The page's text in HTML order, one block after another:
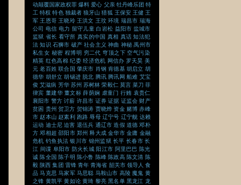
动颠覆国家政权罪 爆料 爱心 父亲 牡丹峰乐团 特
工 特权 特色 独裁者 狼牙山 猎狐 王保安 王健 王
军 王恩哥 王晓玲 王洪文 王玟 环境 瑞昌市 瑞海
公司 电信 电力 留守儿童 白岩松 益阳市 盐城市
监狱 省长 看守所 真实的中国 真相 真话 知法犯
法 知识 石狮市 破产 社会主义 神曲 神秘 禹州市
私生女 秘密 程博明 穷二代 穹顶之下 空气污染
精英 红色高棉 纪委 经济危机 网信办 罗天昊 美
元 老百姓 联合国 肇庆市 肖钢 肯德基 胡启立 胡
德华 胡舒立 胡锡进 脱北 腾讯 腾讯网 船难 艾宝
俊 艾滋病 芳华 苏州 苏树林 荣毅仁 莫言 菜刀 菲
律宾 董建华 董文标 薛荫娴 虐童门 行贿 袁贵仁
襄阳市 警方 讨薪 许昌市 证券 证据 证监会 财产
贫困 贵州 贺卫方 贺锦涛 贾晓烨 资金 赌博 赤峰
市 赵本山 赵素利 跑路 辱母 辽宁号 辽宁舰 达赖
运动 迪士尼 迫害 退伍兵 通辽市 造假 道德 邓朴
方 邓相超 邵阳市 郑州 释大成 金华市 金庸 金融
危机 钓鱼执法 银川市 锦州监狱 长平 长春市 长
江 间谍 阜阳市 防火长城 阳江市 阿里巴巴 陈光
诚 陈全国 陈子明 陈小鲁 陈峰 陈政高 陈文清 陈
毅 陕西 集团 雷锋 青年 青海省 韶关市 领导人 食
品 马克思 马家军 马思聪 马鞍山市 高陵 魔鬼 黄
之锋 黄凯平 黄如论 黄琦 黎亮 黑名单 黑龙江 龙